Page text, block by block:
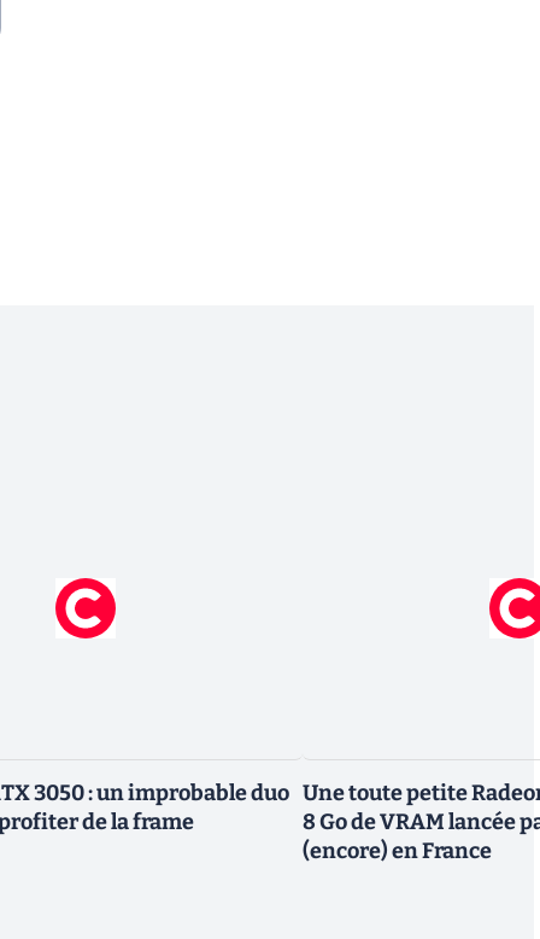
3050 : un improbable duo
de la frame
Une toute petite
8 Go de VRAM lancée
(encore) en France